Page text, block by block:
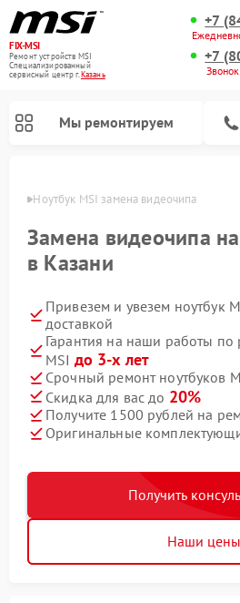
FIX-MSI
Ремонт устройств MSI
Специализированный
cервисный центр г.Казань
+7
+7
Мы ремонтируем
Ноутбук MSI замена видеочипа
Замена видеочипа
в Казани
Привезем и увезем ноутбук
доставкой
Гарантия на наши работы по
MSI до 3-х лет
Срочный ремонт ноутбуков
Скидка для вас до 20%
Получите 1500 рублей на
Оригинальные
Получить
Наши цены